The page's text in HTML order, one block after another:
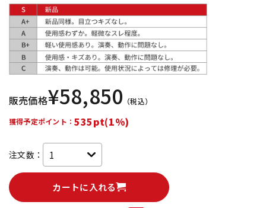
中古
販売価格¥58,850 （税込）
獲得予定ポイント： 535pt(1%)
注文数：
カートに入れる